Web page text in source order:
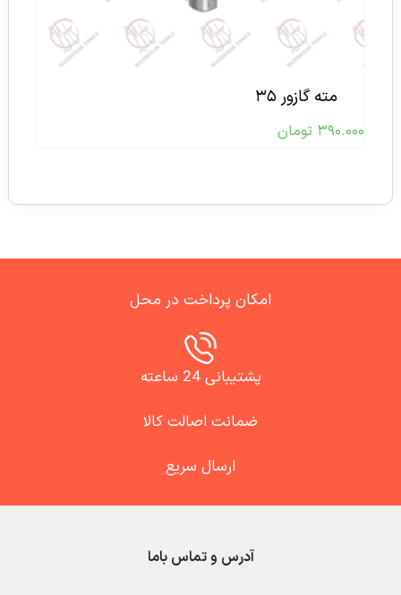
مته گازور ۳۵
۳۹۰.۰۰۰ تومان
امکان پرداخت در محل
پشتیبانی 24 ساعته
ضمانت اصالت کالا
ارسال سریع
آدرس و تماس باما